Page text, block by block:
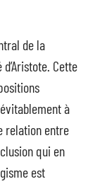
de la
Cette
à
relation entre
qui en
est